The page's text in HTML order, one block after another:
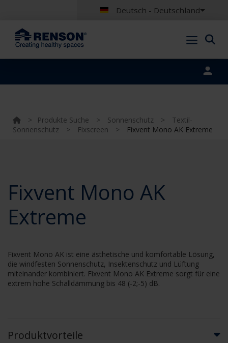
Deutsch - Deutschland
> Produkte Suche > Sonnenschutz >
Textil-
Sonnenschutz
> Fixscreen > Fixvent Mono AK Extreme
Fixvent Mono AK
Extreme
Fixvent Mono AK ist eine ästhetische und komfortable Lösung,
die windfesten Sonnenschutz, Insektenschutz und Lüftung
miteinander kombiniert. Fixvent Mono AK Extreme sorgt für eine
extrem hohe Schalldämmung bis 48 (-2;-5) dB.
Produktvorteile